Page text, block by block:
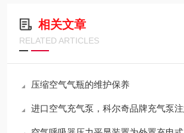
相关文章
RELATED ARTICLES
压缩空气气瓶的维护保养
进口空气充气泵，科尔奇品牌充气泵